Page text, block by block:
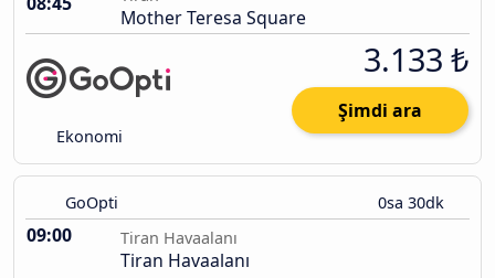
Mother Teresa Square
Ekonomi
3.133 ₺
Şimdi ara
GoOpti 0sa 30dk
09:00 Tiran Havaalanı
Tiran Havaalanı